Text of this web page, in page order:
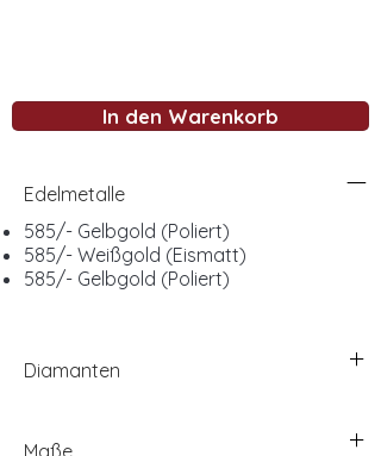
In den Warenkorb
Edelmetalle
585/- Gelbgold (Poliert)
585/- Weißgold (Eismatt)
585/- Gelbgold (Poliert)
Diamanten